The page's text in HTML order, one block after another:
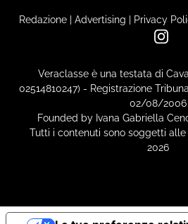
Redazione| Advertising | Privacy
Veraclasse è una testata di
02514810247) - Registrazione
02/08/2006
Founded by Ivana Gabriella
Tutti i contenuti sono soggetti
2026